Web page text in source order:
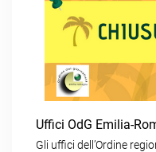
Uffici OdG Emilia-
Gli uffici dell’Ordine